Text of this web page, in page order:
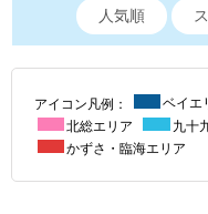
人気順
アイコン凡例： ベイエ
北総エリア
九十
かずさ・臨海エリア